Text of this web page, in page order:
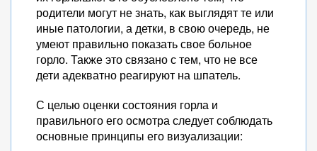
родители могут не знать, как выглядят те или
иные патологии, а детки, в свою очередь, не
умеют правильно показать свое больное
горло. Также это связано с тем, что не все
дети адекватно реагируют на шпатель.
С целью оценки состояния горла и
правильного его осмотра следует соблюдать
основные принципы его визуализации: